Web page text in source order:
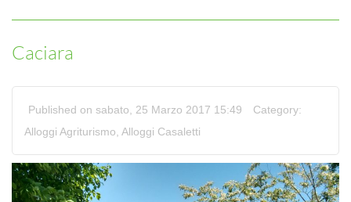
Caciara
Published on sabato, 25 Marzo 2017 15:49
Category:
Alloggi Agriturismo Alloggi Casaletti